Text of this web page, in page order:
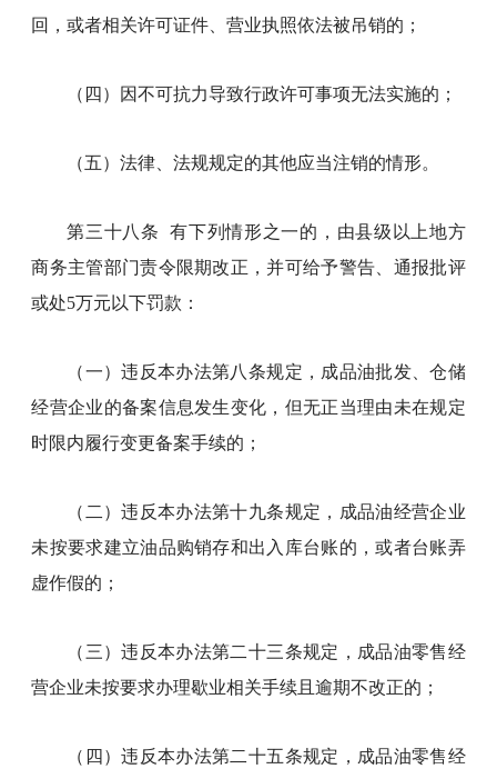
回，或者相关许可证件、营业执照依法被吊销的；
（四）因不可抗力导致行政许可事项无法实施的；
（五）法律、法规规定的其他应当注销的情形。
第三十八条 有下列情形之一的，由县级以上地方
商务主管部门责令限期改正，并可给予警告、通报批评
或处5万元以下罚款：
（一）违反本办法第八条规定，成品油批发、仓储
经营企业的备案信息发生变化，但无正当理由未在规定
时限内履行变更备案手续的；
（二）违反本办法第十九条规定，成品油经营企业
未按要求建立油品购销存和出入库台账的，或者台账弄
虚作假的；
（三）违反本办法第二十三条规定，成品油零售经
营企业未按要求办理歇业相关手续且逾期不改正的；
（四）违反本办法第二十五条规定，成品油零售经